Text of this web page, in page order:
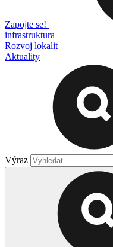
Zapojte se!
infrastruktura
Rozvoj lokalit
Aktuality
Výraz